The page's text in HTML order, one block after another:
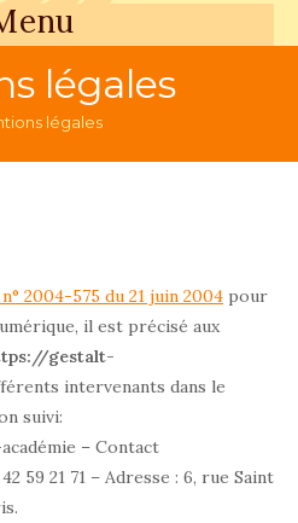
légales
légales
2004-575 du 21 juin 2004 pour
il est précisé aux
gestalt-
intervenants dans le
suivi:
– Contact
59 21 71 – Adresse : 6, rue Saint